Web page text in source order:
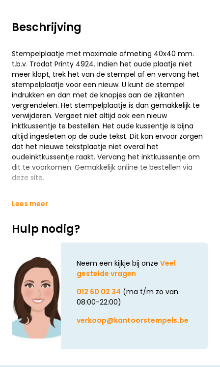
Beschrijving
Stempelplaatje met maximale afmeting 40x40 mm.
t.b.v. Trodat Printy 4924. Indien het oude plaatje niet
meer klopt, trek het van de stempel af en vervang het
stempelplaatje voor een nieuw. U kunt de stempel
indrukken en dan met de knopjes aan de zijkanten
vergrendelen. Het stempelplaatje is dan gemakkelijk te
verwijderen. Vergeet niet altijd ook een nieuw
inktkussentje te bestellen. Het oude kussentje is bijna
altijd ingesleten op de oude tekst. Dit kan ervoor zorgen
dat het nieuwe tekstplaatje niet overal het
oudeinktkussentje raakt. Vervang het inktkussentje om
dit te voorkomen. Gemakkelijk online te bestellen via
deze site.
Lees meer
Hulp nodig?
Neem een kijkje bij onze Veel
gestelde vragen
012 60 02 34 (ma t/m zo van
08:00-22:00)
verkoop@kantoorstempels.be